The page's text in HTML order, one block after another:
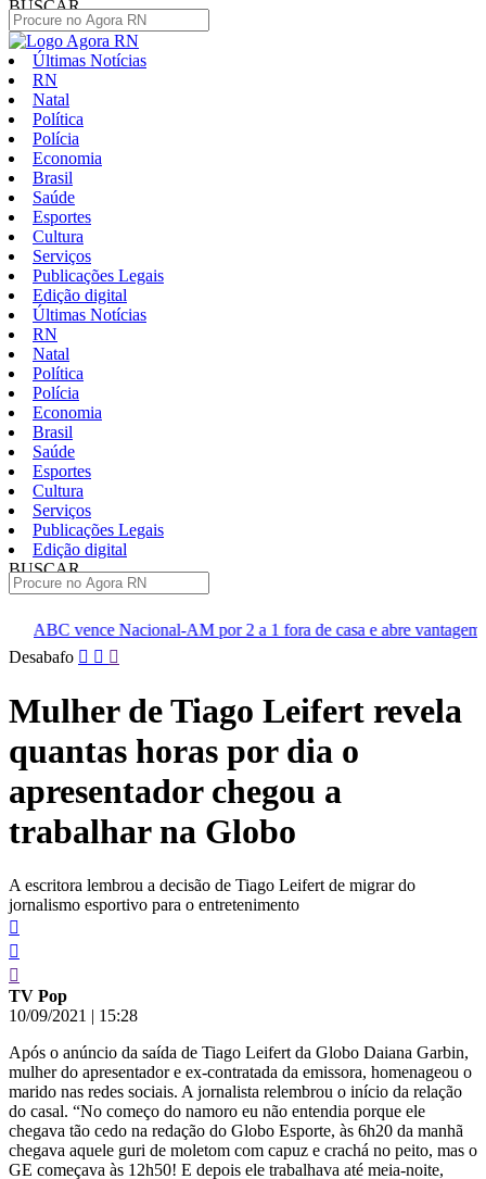
BUSCAR
Últimas Notícias
RN
Natal
Política
Polícia
Economia
Brasil
Saúde
Esportes
Cultura
Serviços
Publicações Legais
Edição digital
Últimas Notícias
RN
Natal
Política
Polícia
Economia
Brasil
Saúde
Esportes
Cultura
Serviços
Publicações Legais
Edição digital
BUSCAR
AM por 2 a 1 fora de casa e abre vantagem nas quartas
Pular
conteúdo
Desabafo
Mulher de Tiago Leifert revela
quantas horas por dia o
apresentador chegou a
trabalhar na Globo
A escritora lembrou a decisão de Tiago Leifert de migrar do
jornalismo esportivo para o entretenimento
TV Pop
10/09/2021 | 15:28
Após o anúncio da saída de Tiago Leifert da Globo Daiana Garbin,
mulher do apresentador e ex-contratada da emissora, homenageou o
marido nas redes sociais. A jornalista relembrou o início da relação
do casal. “No começo do namoro eu não entendia porque ele
chegava tão cedo na redação do Globo Esporte, às 6h20 da manhã
chegava aquele guri de moletom com capuz e crachá no peito, mas o
GE começava às 12h50! E depois ele trabalhava até meia-noite,